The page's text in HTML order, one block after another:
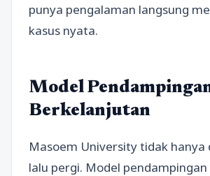
punya pengalaman langsung
kasus nyata.
Model
Berkelanjutan
Masoem University tidak hanya
lalu pergi. Model